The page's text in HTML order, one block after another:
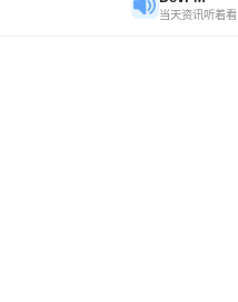
当天资讯听着看